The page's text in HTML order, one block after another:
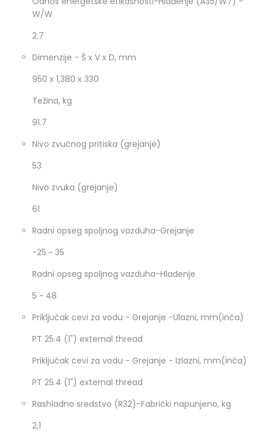
W/W
2.7
Dimenzije - Š x V x D, mm
950 x 1,380 x 330
Težina, kg
91.7
Nivo zvučnog pritiska (grejanje)
53
Nivo zvuka (grejanje)
61
Radni opseg spoljnog vazduha-Grejanje
-25 ~ 35
Radni opseg spoljnog vazduha-Hlađenje
5 ~ 48
Priključak cevi za vodu - Grejanje -Ulazni, mm(inča)
PT 25.4 (1") external thread
Priključak cevi za vodu - Grejanje - Izlazni, mm(inča)
PT 25.4 (1") external thread
Rashladno sredstvo (R32)-Fabrički napunjeno, kg
2,1